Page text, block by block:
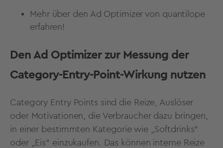
Mehr über den Ad Optimizer von quantilope
erfahren!
Den Ad Optimizer zur Messung der
Category-Entry-Point-Wirkung nutzen
Category Entry Points sind die Reize, Auslöser
oder Motivationen, die Verbraucher dazu bringen,
in einer bestimmten Kategorie wie „Softdrinks"
oder „Eis" einzukaufen. Das können interne Reize